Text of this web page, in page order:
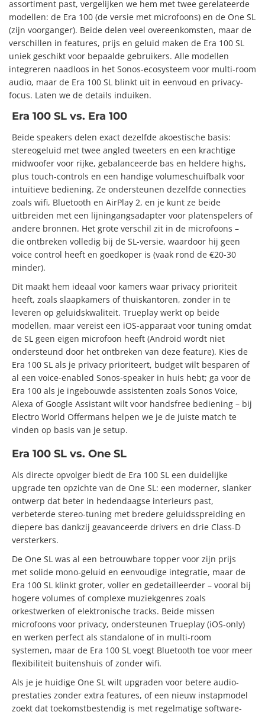
assortiment past, vergelijken we hem met twee gerelateerde
modellen: de Era 100 (de versie met microfoons) en de One SL
(zijn voorganger). Beide delen veel overeenkomsten, maar de
verschillen in features, prijs en geluid maken de Era 100 SL
uniek geschikt voor bepaalde gebruikers. Alle modellen
integreren naadloos in het Sonos-ecosysteem voor multi-room
audio, maar de Era 100 SL blinkt uit in eenvoud en privacy-
focus. Laten we de details induiken.
Era 100 SL vs. Era 100
Beide speakers delen exact dezelfde akoestische basis:
stereogeluid met twee angled tweeters en een krachtige
midwoofer voor rijke, gebalanceerde bas en heldere highs,
plus touch-controls en een handige volumeschuifbalk voor
intuïtieve bediening. Ze ondersteunen dezelfde connecties
zoals wifi, Bluetooth en AirPlay 2, en je kunt ze beide
uitbreiden met een lijningangsadapter voor platenspelers of
andere bronnen. Het grote verschil zit in de microfoons –
die ontbreken volledig bij de SL-versie, waardoor hij geen
voice control heeft en goedkoper is (vaak rond de €20-30
minder).
Dit maakt hem ideaal voor kamers waar privacy prioriteit
heeft, zoals slaapkamers of thuiskantoren, zonder in te
leveren op geluidskwaliteit. Trueplay werkt op beide
modellen, maar vereist een iOS-apparaat voor tuning omdat
de SL geen eigen microfoon heeft (Android wordt niet
ondersteund door het ontbreken van deze feature). Kies de
Era 100 SL als je privacy prioriteert, budget wilt besparen of
al een voice-enabled Sonos-speaker in huis hebt; ga voor de
Era 100 als je ingebouwde assistenten zoals Sonos Voice,
Alexa of Google Assistant wilt voor handsfree bediening – bij
Electro World Offermans helpen we je de juiste match te
vinden op basis van je setup.
Era 100 SL vs. One SL
Als directe opvolger biedt de Era 100 SL een duidelijke
upgrade ten opzichte van de One SL: een moderner, slanker
ontwerp dat beter in hedendaagse interieurs past,
verbeterde stereo-tuning met bredere geluidsspreiding en
diepere bas dankzij geavanceerde drivers en drie Class-D
versterkers.
De One SL was al een betrouwbare topper voor zijn prijs
met solide mono-geluid en eenvoudige integratie, maar de
Era 100 SL klinkt groter, voller en gedetailleerder – vooral bij
hogere volumes of complexe muziekgenres zoals
orkestwerken of elektronische tracks. Beide missen
microfoons voor privacy, ondersteunen Trueplay (iOS-only)
en werken perfect als standalone of in multi-room
systemen, maar de Era 100 SL voegt Bluetooth toe voor meer
flexibiliteit buitenshuis of zonder wifi.
Als je je huidige One SL wilt upgraden voor betere audio-
prestaties zonder extra features, of een nieuw instapmodel
zoekt dat toekomstbestendig is met regelmatige software-